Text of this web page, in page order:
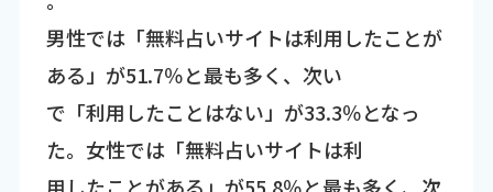
男性では「無料占いサイトは利用したことが
ある」が51.7％と最も多く、次い
で「利用したことはない」が33.3％となっ
た。女性では「無料占いサイトは利
用したことがある」が55.8％と最も多く、次